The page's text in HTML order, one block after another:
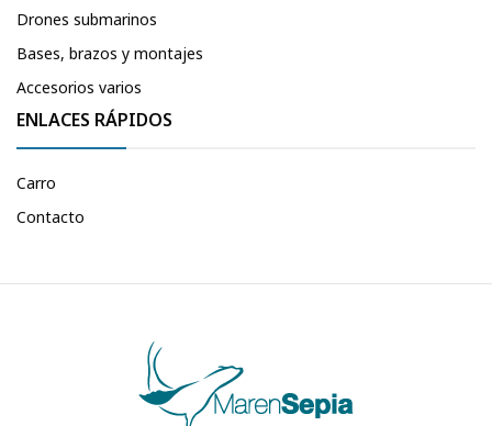
Drones submarinos
Bases, brazos y montajes
Accesorios varios
ENLACES RÁPIDOS
Carro
Contacto